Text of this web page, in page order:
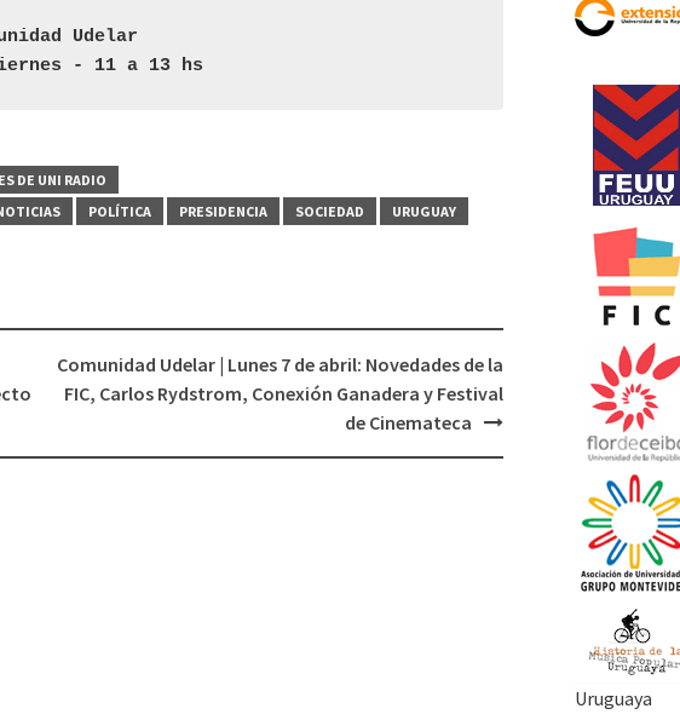
volumen.
Udelar
- 11 a 13 hs
DE UNI RADIO
POLÍTICA PRESIDENCIA SOCIEDAD URUGUAY
Comunidad Udelar | Lunes 7 de abril: Novedades de la
FIC, Carlos Rydstrom, Conexión Ganadera y Festival
de Cinemateca
Uruguaya